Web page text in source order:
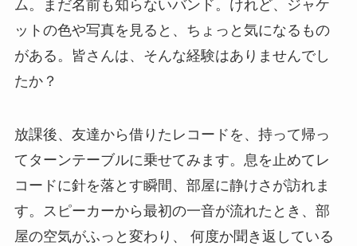
ム。まだ名前も知らないバンド。けれど、ジャケ
ットの色や写真を見ると、ちょっと気になるもの
がある。皆さんは、そんな経験はありませんでし
たか？
放課後、友達から借りたレコードを、持って帰っ
てターンテーブルに乗せてみます。息を止めてレ
コードに針を落とす瞬間、部屋に静けさが訪れま
す。スピーカーから最初の一音が流れたとき、部
屋の空気がふっと変わり、 何度か聞き返している